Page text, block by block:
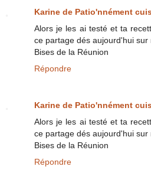
Karine de Patio'nnément
Alors je les ai testé et ta
ce partage dés aujourd'hui sur
Bises de la Réunion
Répondre
Karine de Patio'nnément
Alors je les ai testé et ta
ce partage dés aujourd'hui sur
Bises de la Réunion
Répondre